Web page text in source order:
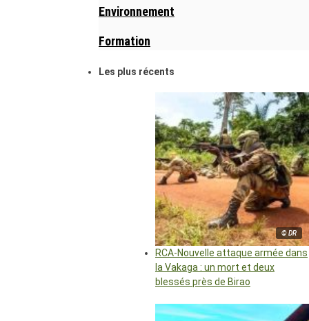
Environnement
Formation
Les plus récents
© DR
RCA-Nouvelle attaque armée dans
la Vakaga : un mort et deux
blessés près de Birao